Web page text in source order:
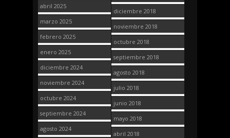
abril 2025
marzo 2025
febrero 2025
enero 2025
diciembre 2024
noviembre 2024
octubre 2024
septiembre 2024
agosto 2024
diciembre 2018
noviembre 2018
octubre 2018
septiembre 2018
agosto 2018
julio 2018
junio 2018
mayo 2018
abril 2018